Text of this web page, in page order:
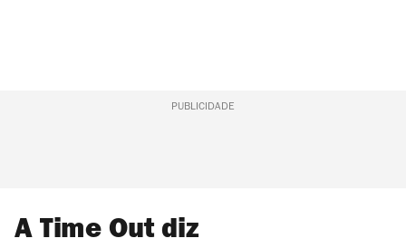
PUBLICIDADE
A Time Out diz